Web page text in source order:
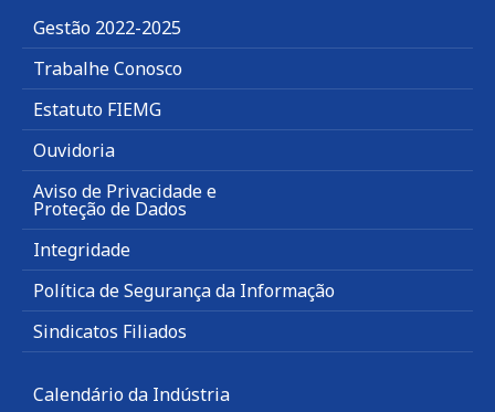
Gestão 2022-2025
Trabalhe Conosco
Estatuto FIEMG
Ouvidoria
Aviso de Privacidade e
Proteção de Dados
Integridade
Política de Segurança da Informação
Sindicatos Filiados
Calendário da Indústria